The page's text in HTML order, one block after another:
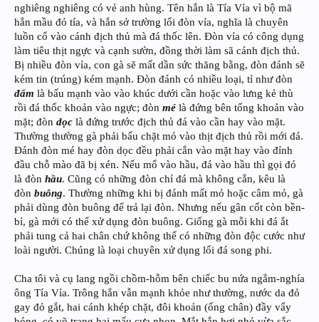
nghiêng nghiêng có vẻ anh hùng. Tên hắn là Tía Vỉa vì bộ mã
hắn mầu đỏ tía, và hắn sở trường lối đòn vỉa, nghĩa là chuyên
luồn cổ vào cánh địch thủ mà đá thốc lên. Đòn vỉa có công dụng
làm tiêu thịt ngực và cạnh sườn, đồng thời làm sã cánh địch thủ.
Bị nhiều đòn vỉa, con gà sẽ mất dần sức thăng bằng, đòn đánh sẽ
kém tin (trúng) kém mạnh. Đòn đánh có nhiều loại, tỉ như đòn
đấm là bấu mạnh vào vào khúc dưới cần hoặc vào lưng kẻ thù
rồi đá thốc khoản vào ngực; đòn mé là đứng bên tống khoản vào
mặt; đòn dọc là đứng trước địch thủ đá vào cần hay vào mặt.
Thường thường gà phải bấu chặt mỏ vào thịt địch thủ rồi mới đá.
Đánh đòn mé hay đòn dọc đều phải cắn vào mặt hay vào đỉnh
đầu chỗ mào đã bị xén. Nếu mổ vào hầu, đá vào hầu thì gọi đó
là đòn hầu. Cũng có những đòn chỉ đá mà không cắn, kêu là
đòn buông. Thường những khi bị đánh mất mỏ hoặc câm mỏ, gà
phải dùng đòn buông để trả lại đòn. Nhưng nếu gân cốt còn bền-
bỉ, gà mới có thể xử dụng đòn buông. Giống gà mỗi khi đá ắt
phải tung cả hai chân chứ không thể có những đòn độc cước như
loài người. Chúng là loại chuyên xử dụng lối đá song phi.
Cha tôi và cụ lang ngồi chồm-hỗm bên chiếc bu nứa ngắm-nghía
ông Tía Vỉa. Trông hắn vẫn mạnh khỏe như thường, nước da đỏ
gay đỏ gắt, hai cánh khép chặt, đôi khoản (ống chân) đầy vẩy